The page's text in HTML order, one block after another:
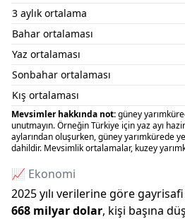
3 aylık ortalama
Bahar ortalaması
Yaz ortalaması
Sonbahar ortalaması
Kış ortalaması
Mevsimler hakkında not:güney
unutmayın. Örneğin Türkiye için yaz ayı
aylarından oluşurken, güney yarımkürede
dahildir. Mevsimlik ortalamalar, kuzey
📈 Ekonomi
2025yılı verilerine göre gayrisafi
668 milyardolar, kişi başına